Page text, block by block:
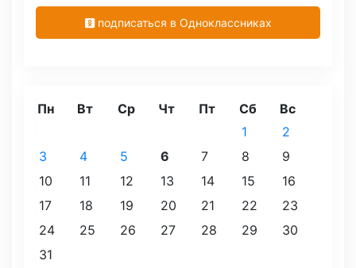
подписаться в Одноклассниках
Пн Вт Ср Чт Пт Сб
Вс
1
2
3
4 5 6 7 8
9
10
11 12 13 14 15
16
17
18 19 20 21 22
23
24
25 26 27 28 29
30
31